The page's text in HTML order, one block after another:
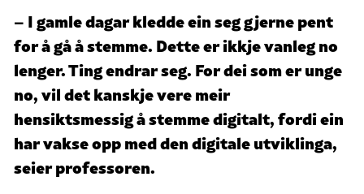
– I gamle dagar kledde ein seg gjerne pent
for å gå å stemme. Dette er ikkje vanleg no
lenger. Ting endrar seg. For dei som er unge
no, vil det kanskje vere meir
hensiktsmessig å stemme digitalt, fordi ein
har vakse opp med den digitale utviklinga,
seier professoren.